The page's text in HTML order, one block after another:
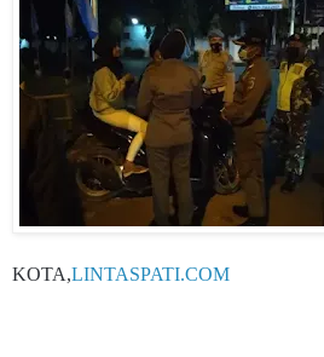
KOTA,LINTASPATI.COM